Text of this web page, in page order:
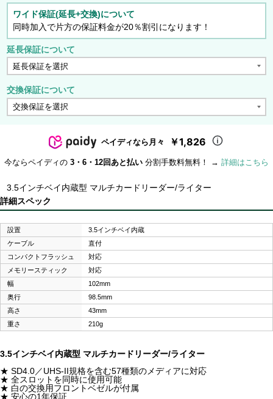
ワイド保証(延長+交換)について
同時加入で片方の保証料金が20％割引になります！
延長保証について
交換保証について
ペイディなら月々 ￥1,826
今ならペイディの 3・6・12回あと払い 分割手数料無料！ → 詳細はこちら
3.5インチベイ内蔵型 マルチカードリーダー/ライター
詳細スペック
設置
3.5インチベイ内蔵
ケーブル
直付
コンパクトフラッシュ
対応
メモリースティック
対応
幅
102mm
奥行
98.5mm
高さ
43mm
重さ
210g
3.5インチベイ内蔵型 マルチカードリーダー/ライター
★ SD4.0／UHS-II規格を含む57種類のメディアに対応
★ 全スロットを同時に使用可能
★ 白の交換用フロントベゼルが付属
★ 安心の1年保証